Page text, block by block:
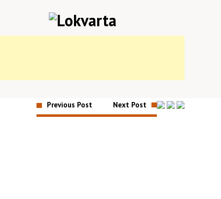
Previous Post Next Post